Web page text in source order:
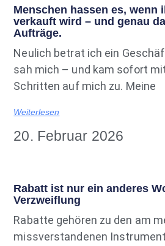
Menschen hassen es, wenn
verkauft wird – und genau
Aufträge.
Neulich betrat ich ein
sah mich – und kam sofort
Schritten auf mich zu. Meine
Weiterlesen
20. Februar 2026
Rabatt ist nur ein anderes
Verzweiflung
Rabatte gehören zu den am
missverstandenen